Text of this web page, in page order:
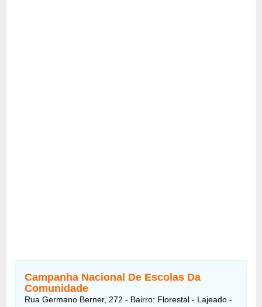
Campanha Nacional De Escolas Da
Comunidade
Rua Germano Berner, 272 - Bairro: Florestal - Lajeado -